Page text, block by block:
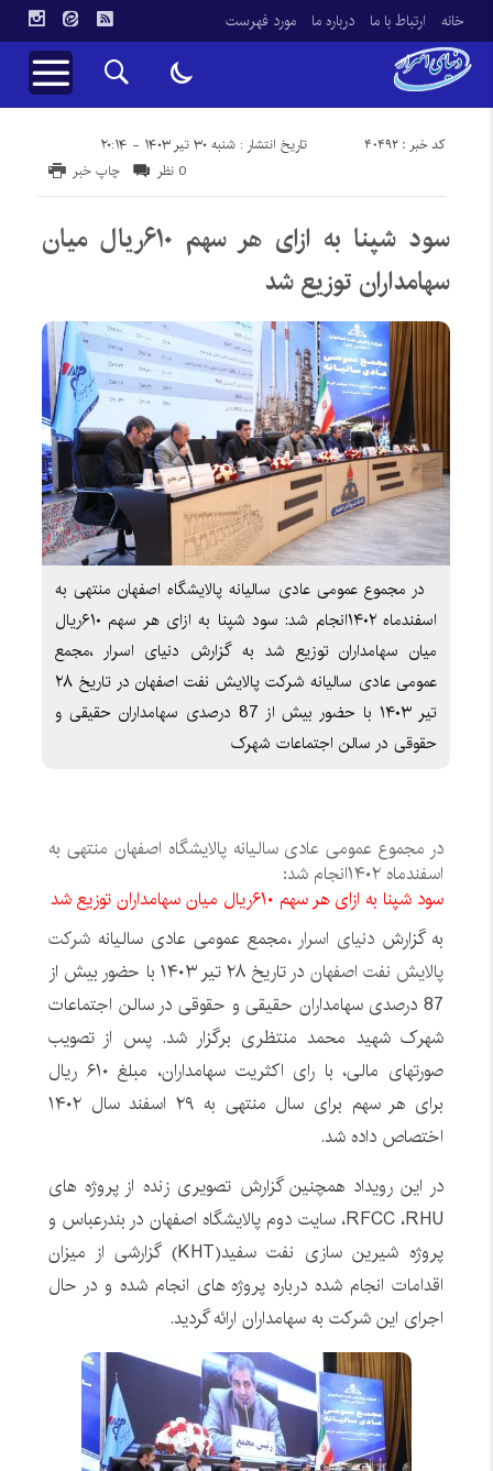
خانه ارتباط با ما درباره ما مورد فهرست
تاریخ انتشار : شنبه ۳۰ تیر ۱۴۰۳ - ۲۰:۱۴ کد خبر : 40492
چاپ خبر 0 نظر
سود شپنا به ازای هر سهم ۶۱۰ریال میان
سهامداران توزیع شد
در مجموع عمومی عادی سالیانه پالایشگاه اصفهان منتهی به
اسفندماه ۱۴۰۲انجام شد: سود شپنا به ازای هر سهم ۶۱۰ریال
میان سهامداران توزیع شد به گزارش دنیای اسرار ،مجمع
عمومی عادی سالیانه شرکت پالایش نفت اصفهان در تاریخ ۲۸
تیر ۱۴۰۳ با حضور بيش از 87 درصدی سهامداران حقیقی و
حقوقی در سالن اجتماعات شهرک
در مجموع عمومی عادی سالیانه پالایشگاه اصفهان منتهی به
اسفندماه ۱۴۰۲انجام شد:
سود شپنا به ازای هر سهم ۶۱۰ریال میان سهامداران توزیع شد
به گزارش دنیای اسرار ،مجمع عمومی عادی سالیانهشرکت
پالایش نفت اصفهان
در تاریخ ۲۸ تیر ۱۴۰۳ با حضور بيش از
87 درصدی سهامداران حقیقی و حقوقی در سالن اجتماعات
شهرک شهید محمد منتظری برگزار شد. پس از تصویب
صورتهای مالی، با رای اکثریت سهامداران، مبلغ ۶۱۰ ریال
برای هر سهم برای سال منتهی به ۲۹ اسفند سال ۱۴۰۲
اختصاص داده شد.
در این رویداد همچنین گزارش تصویری زنده از پروژه های
RFCC ،RHU، سایت دوم پالایشگاه اصفهان در بندرعباس و
پروژه شیرین سازی نفت سفید(KHT) گزارشی از میزان
اقدامات انجام شده درباره پروژه های انجام شده و در حال
اجرای این شرکت به سهامداران ارائه گردید.